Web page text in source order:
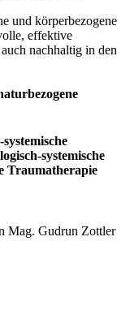
und körperbezogene
effektive
nachhaltig in den
systemische
Traumatherapie
Mag. Gudrun Zottler